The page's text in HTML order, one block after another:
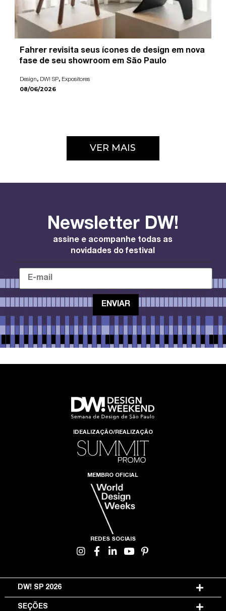
Fahrer revisita seus ícones de design em nova
fase de seu showroom em São Paulo
Design, DW! SP, Expositores
08/06/2026
VER MAIS
Newsletter DW!
assine e acompanhe todas as
novidades do festival
IDEALIZAÇÃO/REALIZAÇÃO
MEMBRO OFICIAL
REDES SOCIAIS
DW! SP 2026
SEÇÕES